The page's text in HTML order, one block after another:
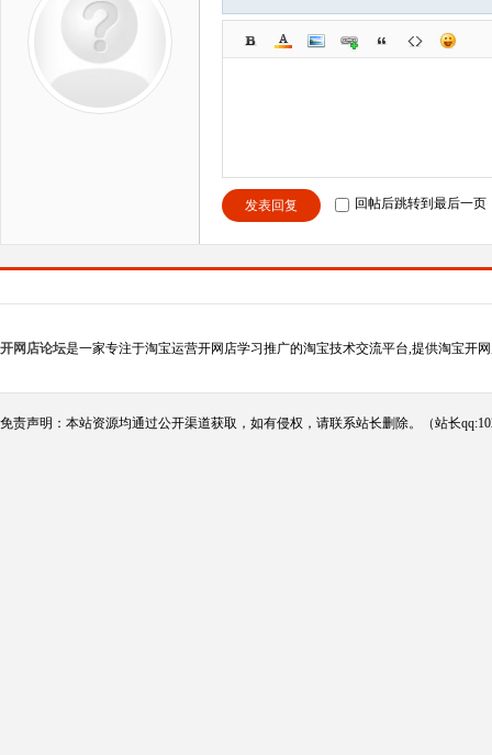
发表回复 回帖后跳转到最后一页
开网店论坛是一家专注于淘宝运营开网店学习推广的淘宝技术交流平台,提供淘宝开
免责声明：本站资源均通过公开渠道获取，如有侵权，请联系站长删除。（站长